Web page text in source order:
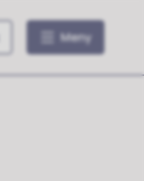
Meny